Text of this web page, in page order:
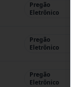
Pregão
Eletrônico
Pregão
Eletrônico
Pregão
Eletrônico